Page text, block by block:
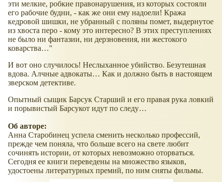
эти мелкие, робкие правонарушения, из которых состояли
его рабочие будни, - как же они ему надоели! Кража
кедровой шишки, не убранный с поляны помет, выдернутое
из хвоста перо - кому это интересно? В этих преступлениях
не было ни фантазии, ни дерзновения, ни жестокого
коварства…"
И вот оно случилось! Неслыханное убийство. Безутешная
вдова. Алчные адвокаты… Как и должно быть в настоящем
зверском детективе.
Опытный сыщик Барсук Старший и его правая рука ловкий
и порывистый Барсукот идут по следу…
Об авторе:
Анна Старобинец успела сменить несколько профессий,
прежде чем поняла, что больше всего на свете любит
сочинять истории, от которых невозможно оторваться.
Сегодня ее книги переведены на множество языков,
удостоены литературных премий, по ним сняты фильмы.